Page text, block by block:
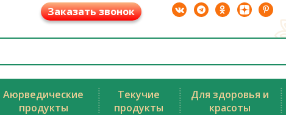
Заказать звонок
Аюрведические
продукты
Текучие
продукты
Для здоровья и
красоты